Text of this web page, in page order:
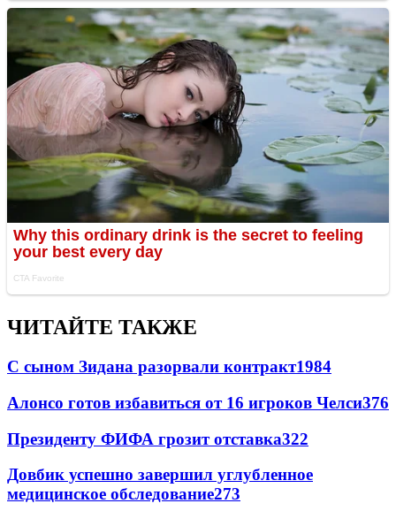
ЧИТАЙТЕ ТАКЖЕ
С сыном Зидана разорвали контракт1984
Алонсо готов избавиться от 16 игроков Челси376
Президенту ФИФА грозит отставка322
Довбик успешно завершил углубленное
медицинское обследование273